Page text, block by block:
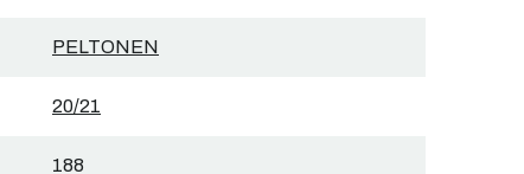
PELTONEN
20/21
188